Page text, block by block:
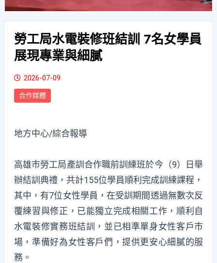
勞工局水電裝修班結訓 7名女學員
展現專業與細膩
2026-07-09
合作媒體
地方中心/綜合報導
高雄市勞工局產訓合作職前訓練班於今（9）日舉
辦結訓典禮，共計155位學員順利完成訓練課程，
其中，有7位女性學員，在受訓期間透過無數次反
覆練習與修正，已能獨立完成相關工作，順利自
水電裝修實務班結訓，並已相準單身女性客戶市
場，準備好為女性客戶們，提供更安心細膩的服
務。